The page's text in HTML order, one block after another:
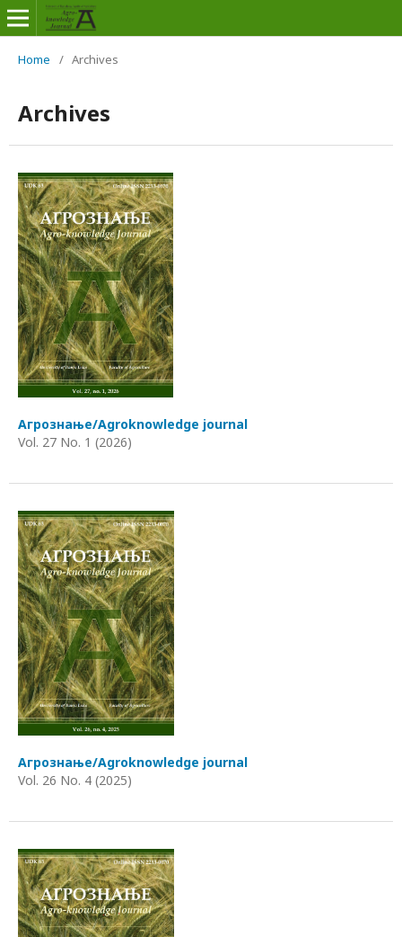
Home / Archives
Archives
Агрознање/Agroknowledge journal
Vol. 27 No. 1 (2026)
Агрознање/Agroknowledge journal
Vol. 26 No. 4 (2025)